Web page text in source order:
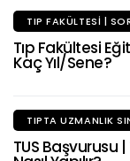
TIP FAKÜLTESI |
Tıp Fakültesi
Kaç Yıl/Sene?
TIPTA UZMANLIK
TUS Başvurusu |